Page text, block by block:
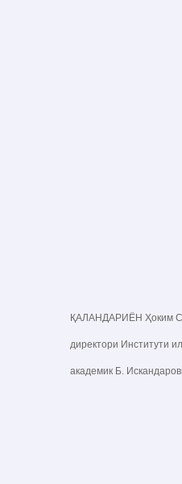
ҚАЛАНДАРИЁН Ҳоким
директори Институти
академик Б.